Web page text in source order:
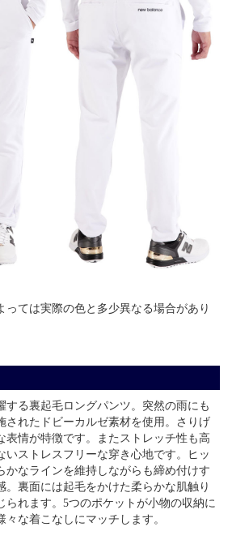
ては実際の色と多少異なる場合があり
する裏起毛ロングパンツ。突然の雨にも
されたドビーカルゼ素材を使用。さりげ
表情が特徴です。またストレッチ性も高
いストレスフリーな穿き心地です。ヒッ
かなラインを維持しながらも締め付けす
。裏面には起毛をかけた柔らかな肌触り
られます。5つのポケットが小物の収納に
な着こなしにマッチします。